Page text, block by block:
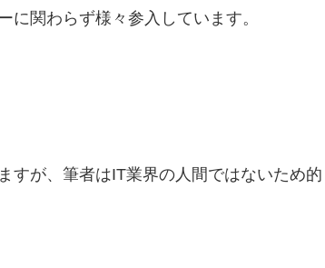
関わらず様々参入しています。
すが、筆者はIT業界の人間ではないため的